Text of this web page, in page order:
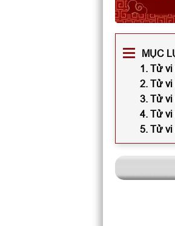
MỤC
1. Tử vi
2. Tử vi
3. Tử vi
4. Tử vi
5. Tử vi